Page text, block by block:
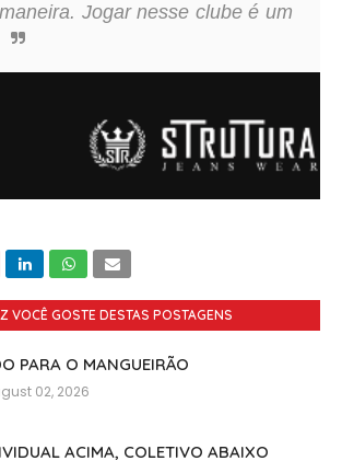
Jogar nesse clube é um
VOCÊ GOSTE DESTAS POSTAGENS
PARA O MANGUEIRÃO
02, 2026
ACIMA, COLETIVO ABAIXO